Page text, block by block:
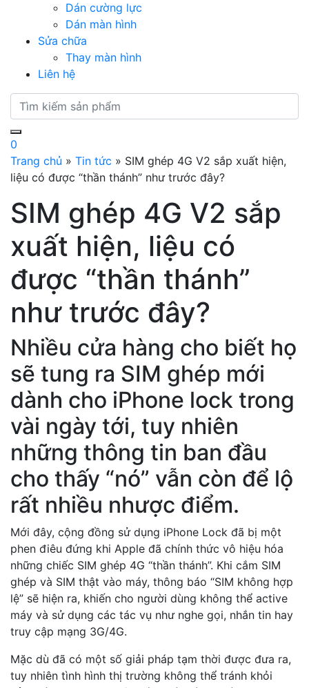
Dán cường lực
Dán màn hình
Sửa chữa
Thay màn hình
Liên hệ
0
Trang chủ » Tin tức » SIM ghép 4G V2 sắp xuất hiện,
liệu có được “thần thánh” như trước đây?
SIM ghép 4G V2 sắp
xuất hiện, liệu có
được “thần thánh”
như trước đây?
Nhiều cửa hàng cho biết họ
sẽ tung ra SIM ghép mới
dành cho iPhone lock trong
vài ngày tới, tuy nhiên
những thông tin ban đầu
cho thấy “nó” vẫn còn để lộ
rất nhiều nhược điểm.
Mới đây, cộng đồng sử dụng iPhone Lock đã bị một
phen điêu đứng khi Apple đã chính thức vô hiệu hóa
những chiếc SIM ghép 4G “thần thánh”. Khi cắm SIM
ghép và SIM thật vào máy, thông báo “SIM không hợp
lệ” sẽ hiện ra, khiến cho người dùng không thể active
máy và sử dụng các tác vụ như nghe gọi, nhắn tin hay
truy cập mạng 3G/4G.
Mặc dù đã có một số giải pháp tạm thời được đưa ra,
tuy nhiên tình hình thị trường không thể tránh khỏi